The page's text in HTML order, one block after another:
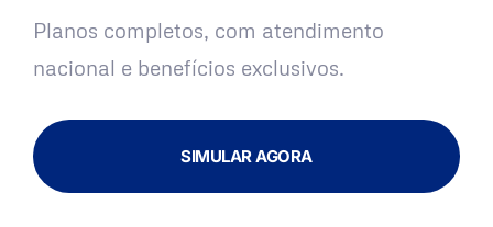
Planos completos, com atendimento
nacional e benefícios exclusivos.
SIMULAR AGORA